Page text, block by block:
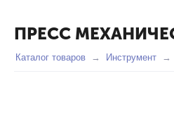
ПРЕСС
Каталог товаров Инструмент